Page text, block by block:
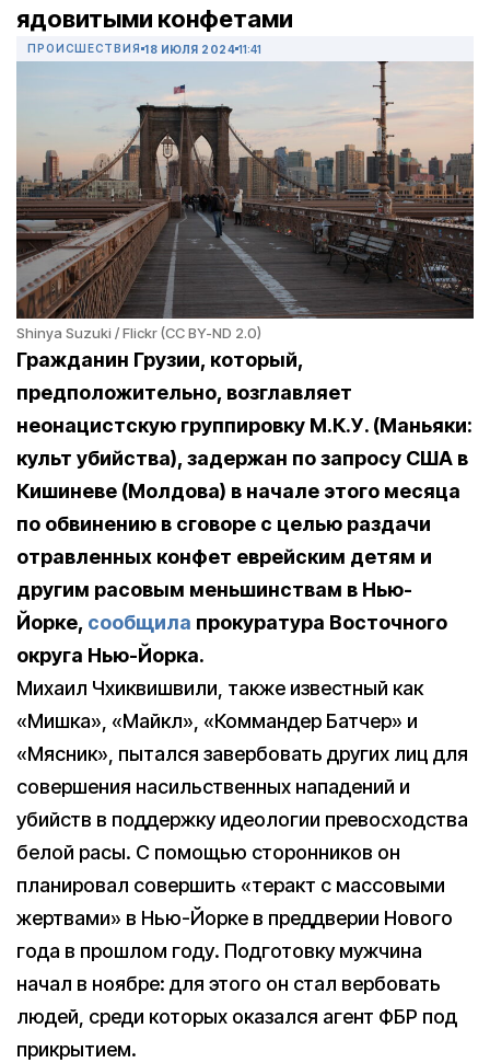
ядовитыми конфетами
ПРОИСШЕСТВИЯ 18 ИЮЛЯ 2024 11:41
Shinya Suzuki / Flickr (CC BY-ND 2.0)
Гражданин Грузии, который,
предположительно, возглавляет
неонацистскую группировку М.К.У. (Маньяки:
культ убийства), задержан по запросу США в
Кишиневе (Молдова) в начале этого месяца
по обвинению в сговоре с целью раздачи
отравленных конфет еврейским детям и
другим расовым меньшинствам в Нью-
Йорке, сообщила прокуратура Восточного
округа Нью-Йорка.
Михаил Чхиквишвили, также известный как
«Мишка», «Майкл», «Коммандер Батчер» и
«Мясник», пытался завербовать других лиц для
совершения насильственных нападений и
убийств в поддержку идеологии превосходства
белой расы. С помощью сторонников он
планировал совершить «теракт с массовыми
жертвами» в Нью-Йорке в преддверии Нового
года в прошлом году. Подготовку мужчина
начал в ноябре: для этого он стал вербовать
людей, среди которых оказался агент ФБР под
прикрытием.